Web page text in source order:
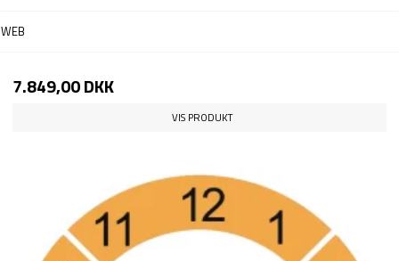
WEB
7.849,00 DKK
VIS PRODUKT